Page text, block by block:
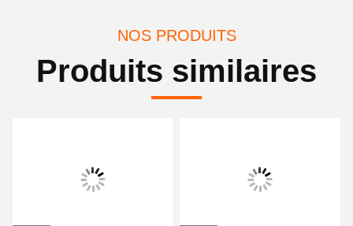
NOS PRODUITS
Produits similaires